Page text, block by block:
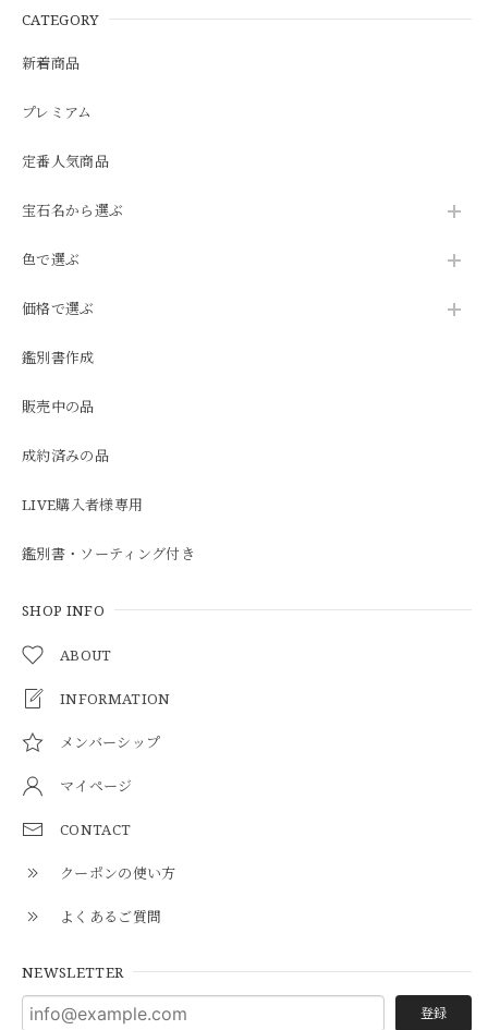
CATEGORY
新着商品
プレミアム
定番人気商品
宝石名から選ぶ
色で選ぶ
価格で選ぶ
鑑別書作成
販売中の品
成約済みの品
LIVE購入者様専用
鑑別書・ソーティング付き
SHOP INFO
ABOUT
INFORMATION
メンバーシップ
マイページ
CONTACT
クーポンの使い方
よくあるご質問
NEWSLETTER
登録